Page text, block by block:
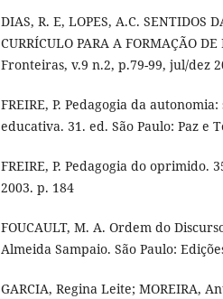
DIAS, R. E, LOPES, A.C. SENTIDOS
CURRÍCULO PARA A FORMAÇÃO
Fronteiras, v.9 n.2, p.79-99, jul/dez
FREIRE, P. Pedagogia da
educativa. 31. ed. São Paulo: Paz e
FREIRE, P. Pedagogia do oprimido.
2003. p. 184
FOUCAULT, M. A. Ordem do
Almeida Sampaio. São Paulo:
GARCIA, Regina Leite; MOREIRA,